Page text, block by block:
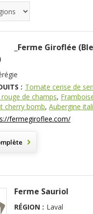
: Tomate cerise de
de champs,
cherry bomb, Aubergine
fermegiroflee.com/
Ferme Sauriol
RÉGION : Laval